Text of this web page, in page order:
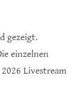
gezeigt.
einzelnen
Livestream